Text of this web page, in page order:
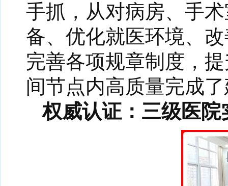
手抓，从对病房、手
备、优化就医环境、
完善各项规章制度，
间节点内高质量完成
权威认证：三级医院